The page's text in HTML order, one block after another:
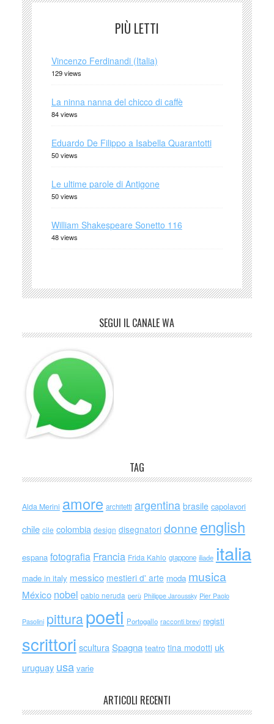
PIÙ LETTI
Vincenzo Ferdinandi (Italia)
129 views
La ninna nanna del chicco di caffè
84 views
Eduardo De Filippo a Isabella Quarantotti
50 views
Le ultime parole di Antigone
50 views
William Shakespeare Sonetto 116
48 views
SEGUI IL CANALE WA
TAG
Alda Merini amore architetti argentina brasile capolavori
chile cile colombia design disegnatori donne english
espana fotografia Francia Frida Kahlo giappone iliade italia
made in italy messico mestieri d' arte moda musica
México nobel pablo neruda perù Philippe Jaroussky Pier Paolo
Pasolini pitturapoeti Portogallo racconti brevi registi
scrittori scultura Spagna teatro tina modotti uk
uruguay usa varie
ARTICOLI RECENTI